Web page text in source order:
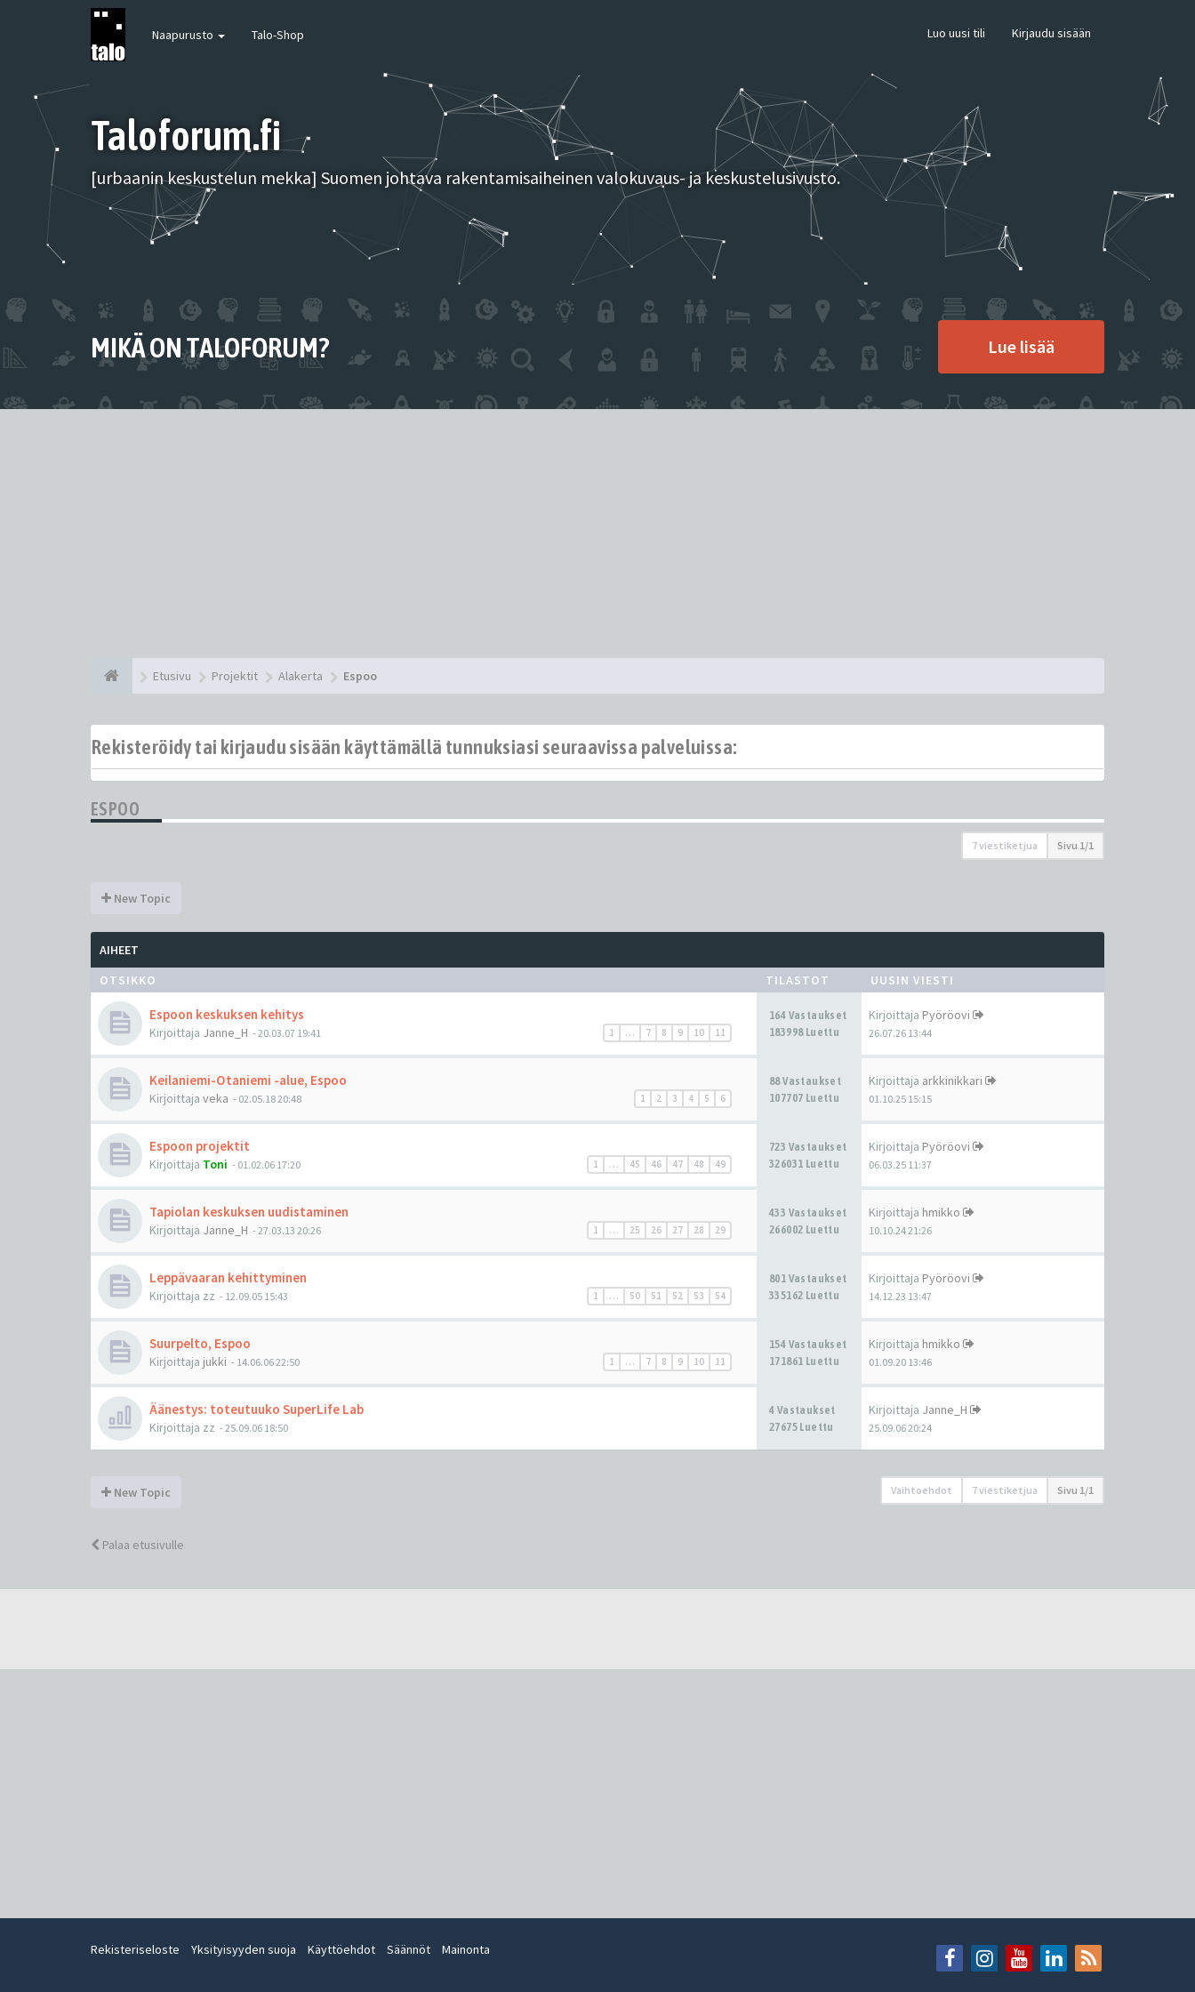
Naapurusto Talo-Shop Luo uusi tili Kirjaudu sisään
Taloforum.fi
[urbaanin keskustelun mekka] Suomen johtava rakentamisaiheinen valokuvaus- ja keskustelusivusto.
MIKÄ ON TALOFORUM? Lue lisää
Etusivu Projektit Alakerta Espoo
Rekisteröidy tai kirjaudu sisään käyttämällä tunnuksiasi seuraavissa palveluissa:
ESPOO
7 viestiketjua Sivu 1 /1
New Topic
AIHEET
OTSIKKO
TILASTOT UUSIN VIESTI
Espoon keskuksen kehitys
1 … 7 8 9 10 11
Kirjoittaja Janne_H - 20.03.07 19:41
164 Vastaukset
183998 Luettu
Kirjoittaja Pyöröovi
26.07.26 13:44
Keilaniemi-Otaniemi -alue, Espoo
1 2 3 4 5 6
Kirjoittaja veka - 02.05.18 20:48
88 Vastaukset
107707 Luettu
Kirjoittaja arkkinikkari
01.10.25 15:15
Espoon projektit
1 … 45 46 47 48 49
Kirjoittaja Toni - 01.02.06 17:20
723 Vastaukset
326031 Luettu
Kirjoittaja Pyöröovi
06.03.25 11:37
Tapiolan keskuksen uudistaminen
1 … 25 26 27 28 29
Kirjoittaja Janne_H - 27.03.13 20:26
433 Vastaukset
266002 Luettu
Kirjoittaja hmikko
10.10.24 21:26
Leppävaaran kehittyminen
1 … 50 51 52 53 54
Kirjoittaja zz - 12.09.05 15:43
801 Vastaukset
335162 Luettu
Kirjoittaja Pyöröovi
14.12.23 13:47
Suurpelto, Espoo
1 … 7 8 9 10 11
Kirjoittaja jukki - 14.06.06 22:50
154 Vastaukset
171861 Luettu
Kirjoittaja hmikko
01.09.20 13:46
Äänestys: toteutuuko SuperLife Lab
Kirjoittaja zz - 25.09.06 18:50
4 Vastaukset
27675 Luettu
Kirjoittaja Janne_H
25.09.06 20:24
New Topic Vaihtoehdot 7 viestiketjua Sivu 1 /1
Palaa etusivulle
Rekisteriseloste Yksityisyyden suoja Käyttöehdot Säännöt Mainonta